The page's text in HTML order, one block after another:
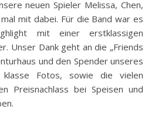
neuen Spieler Melissa, Chen,
mit dabei. Für die Band war es
mit einer erstklassigen
Unser Dank geht an die „Friends
und den Spender unseres
Fotos, sowie die vielen
Preisnachlass bei Speisen und